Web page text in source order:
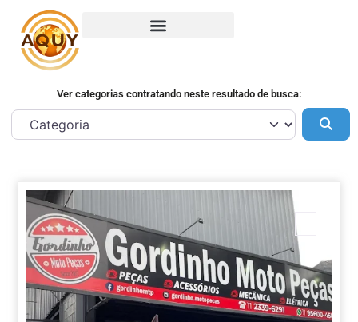
Ver categorias contratando neste resultado de busca: